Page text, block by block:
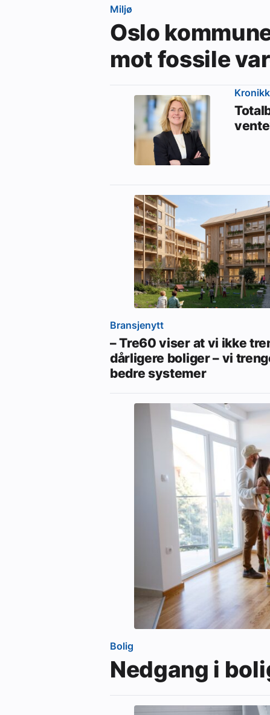
Miljø
Oslo
mot fossile
Kronikk
Bransjenytt
– Tre60 viser at vi ikke
dårligere boliger – vi
bedre systemer
Bolig
Nedgang i